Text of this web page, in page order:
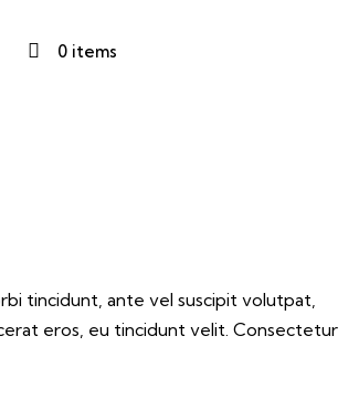
0 items
tincidunt, ante vel suscipit volutpat,
eros, eu tincidunt velit. Consectetur